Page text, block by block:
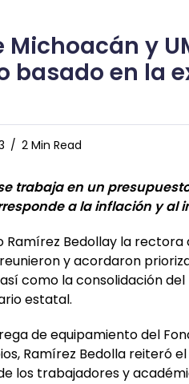
Michoacán y
basado en la
2 Min Read
trabaja en un
a la inflación y al
Bedollay la rectora
y acordaron
como la consolidación
estatal.
de equipamiento del
Ramírez Bedolla reiteró
los trabajadores y